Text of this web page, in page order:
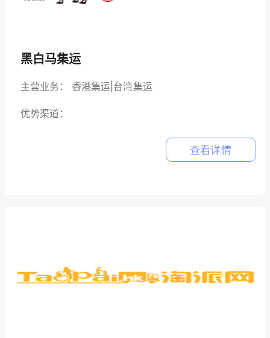
黑白马集运
主营业务： 香港集运|台湾集运
优势渠道：
查看详情